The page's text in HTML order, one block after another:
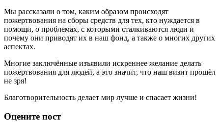
Мы рассказали о том, каким образом происходят
пожертвования на сборы средств для тех, кто нуждается в
помощи, о проблемах, с которыми сталкиваются люди и
почему они приводят их в наш фонд, а также о многих других
аспектах.
Многие заключённые изъявили искреннее желание делать
пожертвования для людей, а это значит, что наш визит прошёл
не зря!
Благотворительность делает мир лучше и спасает жизни!
Оцените пост